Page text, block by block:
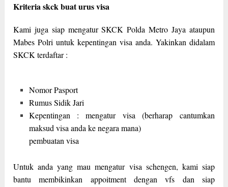
Kriteria skck buat urus visa
Kami juga siap mengatur SKCK Polda Metro Jaya ataupun
Mabes Polri untuk kepentingan visa anda. Yakinkan didalam
SKCK terdaftar :
Nomor Pasport
Rumus Sidik Jari
Kepentingan : mengatur visa (berharap cantumkan
maksud visa anda ke negara mana)
pembuatan visa
Untuk anda yang mau mengatur visa schengen, kami siap
bantu membikinkan appoitment dengan vfs dan siap